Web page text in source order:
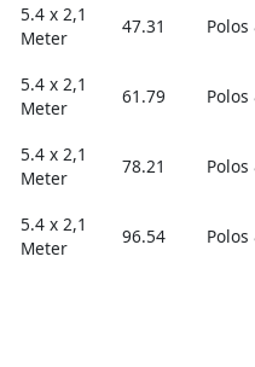
5.4 x 2,1
Meter
47.31
5.4 x 2,1
Meter
61.79
5.4 x 2,1
Meter
78.21
5.4 x 2,1
Meter
96.54